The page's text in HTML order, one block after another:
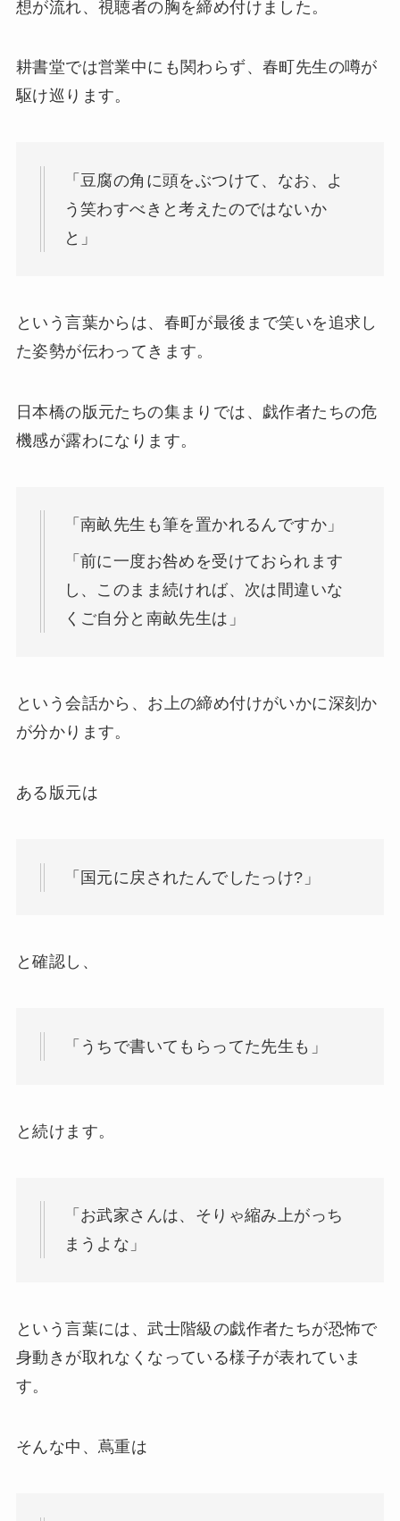
想が流れ、視聴者の胸を締め付けました。
耕書堂では営業中にも関わらず、春町先生の噂が
駆け巡ります。
「豆腐の角に頭をぶつけて、なお、よ
う笑わすべきと考えたのではないか
と」
という言葉からは、春町が最後まで笑いを追求し
た姿勢が伝わってきます。
日本橋の版元たちの集まりでは、戯作者たちの危
機感が露わになります。
「南畝先生も筆を置かれるんですか」
「前に一度お咎めを受けておられます
し、このまま続ければ、次は間違いな
くご自分と南畝先生は」
という会話から、お上の締め付けがいかに深刻か
が分かります。
ある版元は
「国元に戻されたんでしたっけ?」
と確認し、
「うちで書いてもらってた先生も」
と続けます。
「お武家さんは、そりゃ縮み上がっち
まうよな」
という言葉には、武士階級の戯作者たちが恐怖で
身動きが取れなくなっている様子が表れていま
す。
そんな中、蔦重は